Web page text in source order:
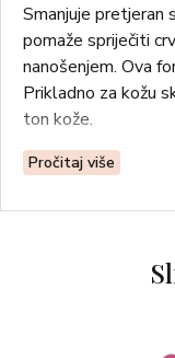
Smanjuje pretjeran
pomaže spriječiti
nanošenjem. Ova
Prikladno za kožu
ton kože.
Pročitaj više